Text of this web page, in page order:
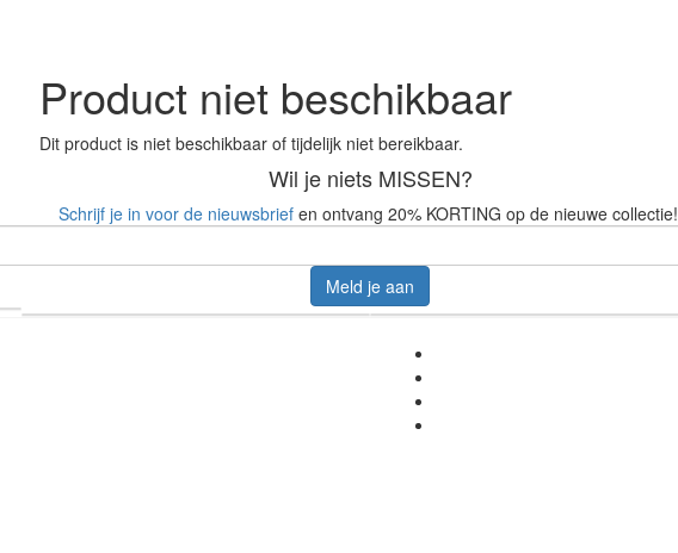
Product niet beschikbaar
Dit product is niet beschikbaar of tijdelijk niet bereikbaar.
Wil je niets MISSEN?
Schrijf je in voor de nieuwsbriefen ontvang 20% KORTING op de nieuwe collectie!
Meld je aan